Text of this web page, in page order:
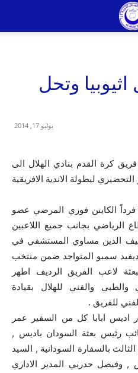
وتحل
يوليو 17, 2014
كرة القدم بنادي الهلال الى
لبطولة الاندية الافريقية
وقاد البعثة التي تتكون من 35 فرداً الكابتن فوزي المرضي عضو
الرياضي بجانب جميع اللاعبين
الدين مساوي المستشفي في
سمبو المتواجد ضمن منتخب
لاعب الفريق الرديف اطهر
والطبي والفني للهلال بقيادة
للفريق .
اديس ابابا كل من السفير عمر
رئيس بعثة السودان باديس ,
بالسفارة السودانية , السيد
, وفيصل حدربي المدير الاداري